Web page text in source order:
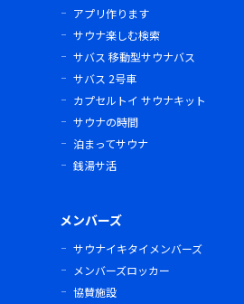
アプリ作ります
サウナ楽しむ検索
サバス 移動型サウナバス
サバス 2号車
カプセルトイ サウナキット
サウナの時間
泊まってサウナ
銭湯サ活
メンバーズ
サウナイキタイメンバーズ
メンバーズロッカー
協賛施設